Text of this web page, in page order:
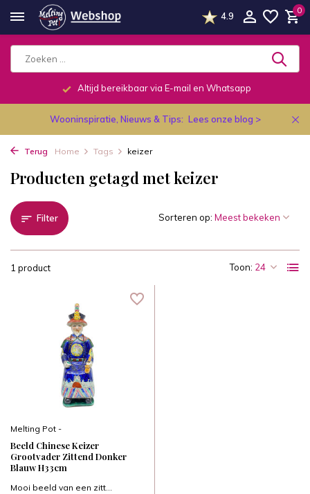
4.9
0
Altijd bereikbaar via E-mail en Whatsapp
Wooninspiratie, Nieuws & Tips: Lees onze blog >
Terug Home Tags keizer
Producten getagd met keizer
Filter
1 product Toon:
Sorteren op:
Melting Pot -
Beeld Chinese Keizer
Grootvader Zittend Donker
Blauw H33cm
Mooi beeld van een zitt...